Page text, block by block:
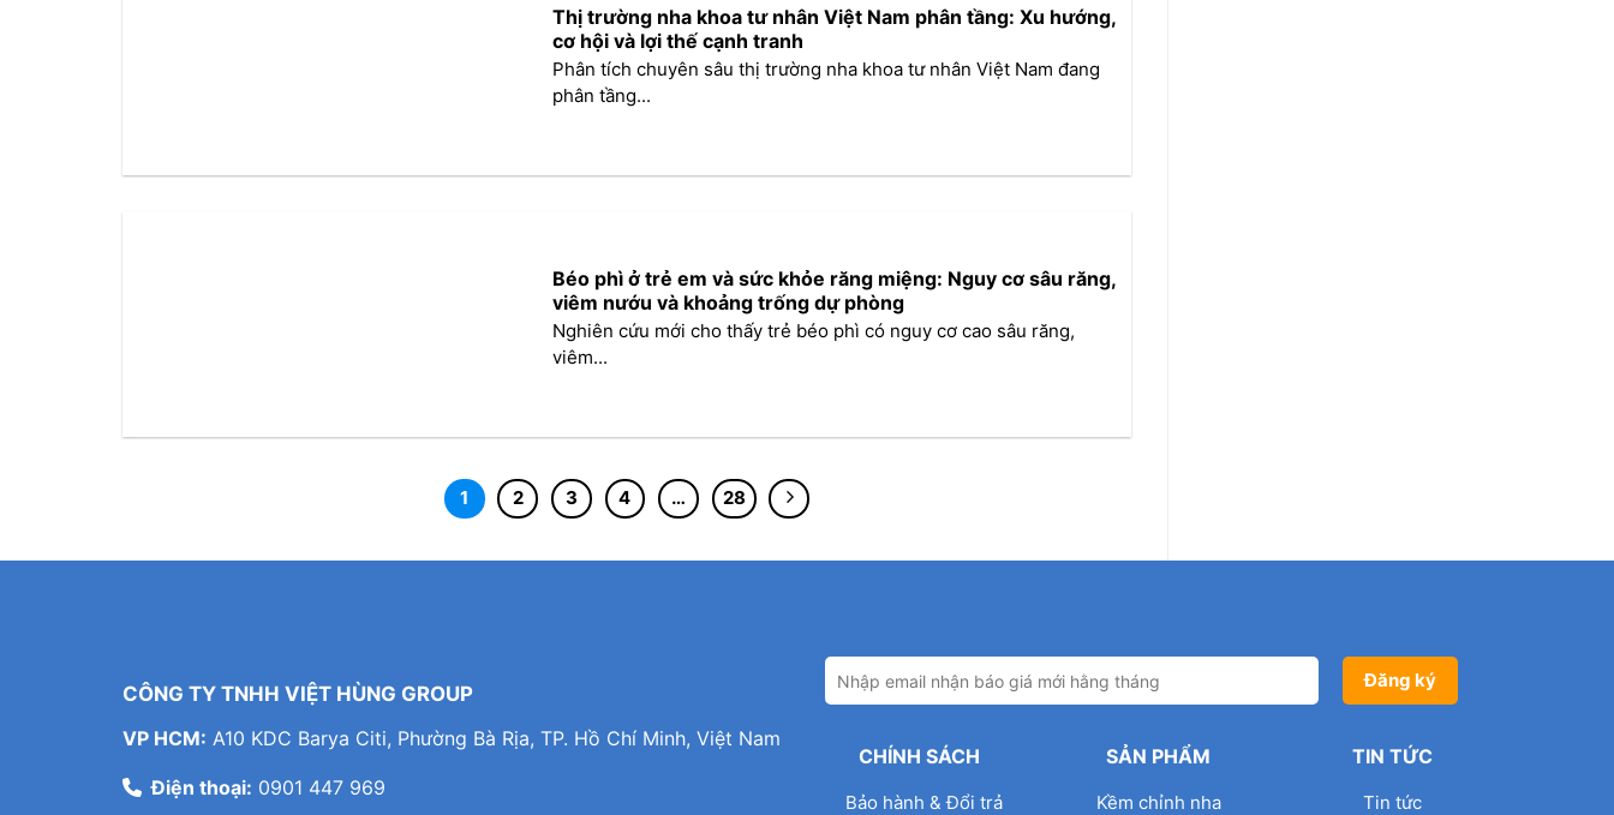
Thị trường nha khoa tư nhân Việt Nam phân tầng: Xu hướng,
cơ hội và lợi thế cạnh tranh
Phân tích chuyên sâu thị trường nha khoa tư nhân Việt Nam đang
phân tầng...
Béo phì ở trẻ em và sức khỏe răng miệng: Nguy cơ sâu răng,
viêm nướu và khoảng trống dự phòng
Nghiên cứu mới cho thấy trẻ béo phì có nguy cơ cao sâu răng,
viêm...
1 2 3 4 … 28
CÔNG TY TNHH VIỆT HÙNG GROUP
VP HCM: A10 KDC Barya Citi, Phường Bà Rịa, TP. Hồ Chí Minh, Việt Nam
Điện thoại: 0901 447 969
CHÍNH SÁCH
Bảo hành & Đổi trả
SẢN PHẨM
Kềm chỉnh nha
TIN TỨC
Tin tức